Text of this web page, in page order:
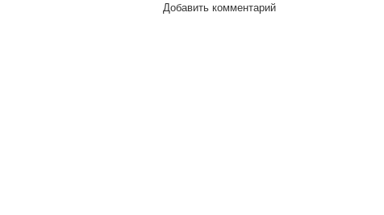
Добавить комментарий